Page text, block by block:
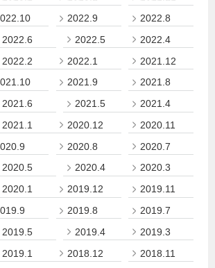
2022.9
2022.8
2022.6 2022.5
2022.4
2022.2 2022.1
2021.12
2021.9
2021.8
2021.6 2021.5
2021.4
2021.1 2020.12
2020.11
2020.8
2020.7
2020.5 2020.4
2020.3
2020.1 2019.12
2019.11
2019.8
2019.7
2019.5 2019.4
2019.3
2019.1 2018.12
2018.11